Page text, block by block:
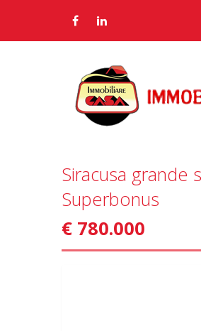
Siracusa grande
Superbonus
€ 780.000